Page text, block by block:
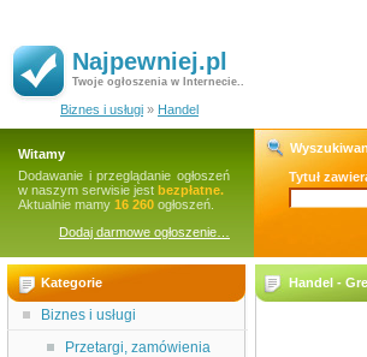
Najpewniej.pl
Twoje ogłoszenia w Internecie..
Biznes i usługi » Handel
Witamy
Dodawanie i przeglądanie ogłoszeń
w naszym serwisie jest bezpłatne.
Aktualnie mamy 16 260 ogłoszeń.
Dodaj darmowe ogłoszenie…
Tytuł
Kategorie
Biznes i usługi
Przetargi, zamówienia
Handel -